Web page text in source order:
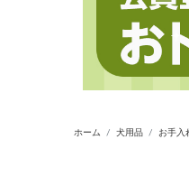
ホーム 犬用品 お手入